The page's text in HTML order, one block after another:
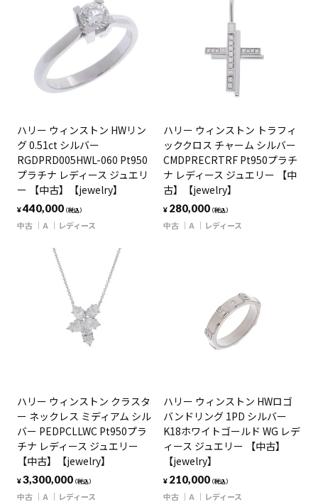
ハリー ウィンストン HWリン
グ 0.51ct シルバー
RGDPRD005HWL-060 Pt950
プラチナ レディース ジュエリ
ー 【中古】【jewelry】
¥440,000（税込）
中古 A レディース
ハリー ウィンストン トラフィ
ッククロス チャーム シルバー
CMDPRECRTRF Pt950プラチ
ナ レディース ジュエリー 【中
古】【jewelry】
¥ 280,000（税込）
中古 A レディース
ハリー ウィンストン クラスタ
ー ネックレス ミディアム シル
バー PEDPCLLWC Pt950プラ
チナ レディース ジュエリー
【中古】【jewelry】
¥3,300,000（税込）
中古 A レディース
ハリー ウィンストン HWロゴ
バンドリング 1PD シルバー
K18ホワイトゴールド WG レデ
ィース ジュエリー 【中古】
【jewelry】
¥ 210,000（税込）
中古 A レディース